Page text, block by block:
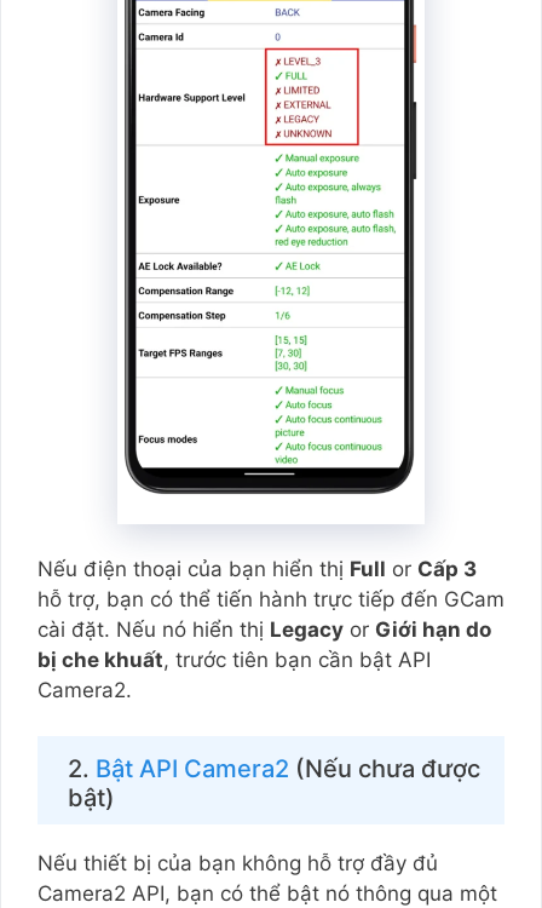
Nếu điện thoại của bạn hiển thị Full or Cấp 3
hỗ trợ, bạn có thể tiến hành trực tiếp đến GCam
cài đặt. Nếu nó hiển thị Legacy or Giới hạn do
bị che khuất, trước tiên bạn cần bật API
Camera2.
2. Bật API Camera2 (Nếu chưa được
bật)
Nếu thiết bị của bạn không hỗ trợ đầy đủ
Camera2 API, bạn có thể bật nó thông qua một